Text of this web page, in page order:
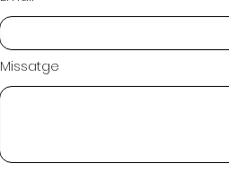
Missatge